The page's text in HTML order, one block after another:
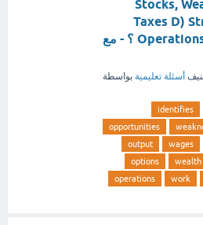
Stocks,
Taxes D)
Operations, Technology ؟ - مع
أسئلة تعليمية بواسطة
identifies
opportunities
wages
output
wealth
options
work
operations